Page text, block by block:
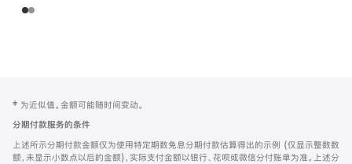
页
页
脚
注
‡ 为近似值。金额可能随时间变动。
分期付款服务的条件
上述所示分期付款金额仅为使用特定期数免息分期付款估算得出的示例 (仅显示整数数
额，未显示小数点以后的金额)，实际支付金额以银行、花呗或微信分付账单为准。上述分